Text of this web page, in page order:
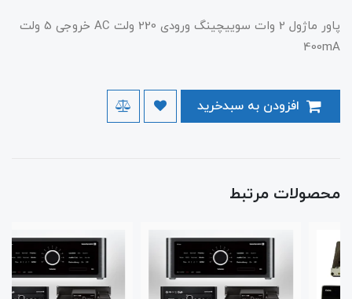
پاور ماژول 2 وات سوییچینگ ورودی 220 ولت AC خروجی 5 ولت
400mA
محصولات مرتبط